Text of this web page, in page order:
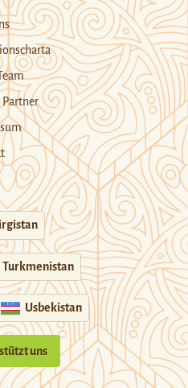
Partner
Turkmenistan
Usbekistan
uns